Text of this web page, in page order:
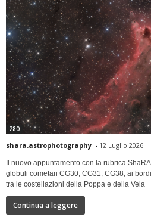
280
shara.astrophotography - 12 Luglio 2026
Il nuovo appuntamento con la rubrica
globuli cometari CG30, CG31, CG38, ai
tra le costellazioni della Poppa e della Vela
Continua a leggere